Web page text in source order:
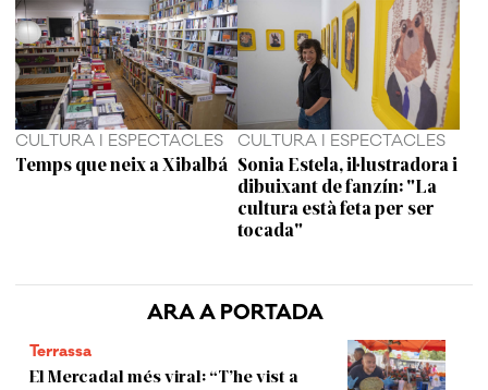
ARA A PORTADA
Terrassa
El Mercadal més viral: “T’he vist a
CULTURA I ESPECTACLES
Temps que neix a Xibalbá
CULTURA I ESPECTACLES
Sonia Estela, il·lustradora i
dibuixant de fanzín: "La
cultura està feta per ser
tocada"